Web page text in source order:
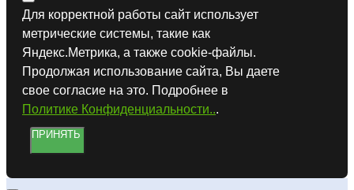
Для корректной работы сайт использует
метрические системы, такие как
Яндекс.Метрика, а также cookie-файлы.
Продолжая использование сайта, Вы даете
свое согласие на это. Подробнее в
Политике Конфиденциальности...
ПРИНЯТЬ